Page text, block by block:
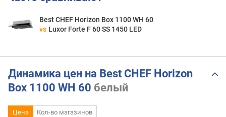
Best CHEF Horizon Box 1100 WH 60
vs Luxor Forte F 60 SS 1450 LED
Динамика цен на Best CHEF Horizon
Box 1100 WH 60 белый
Цена Кол-во магазинов